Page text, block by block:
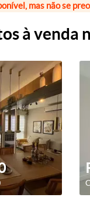
mas não se
à venda